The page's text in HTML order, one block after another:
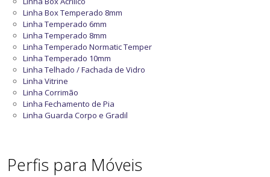
Linha Box Temperado 8mm
Linha Temperado 6mm
Linha Temperado 8mm
Linha Temperado Normatic Temper
Linha Temperado 10mm
Linha Telhado / Fachada de Vidro
Linha Vitrine
Linha Corrimão
Linha Fechamento de Pia
Linha Guarda Corpo e Gradil
Perfis para Móveis